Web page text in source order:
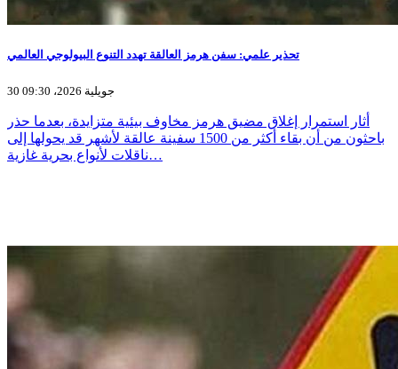
تحذير علمي: سفن هرمز العالقة تهدد التنوع البيولوجي العالمي
30 جويلية 2026، 09:30
أثار استمرار إغلاق مضيق هرمز مخاوف بيئية متزايدة، بعدما حذر
باحثون من أن بقاء أكثر من 1500 سفينة عالقة لأشهر قد يحولها إلى
ناقلات لأنواع بحرية غازية…